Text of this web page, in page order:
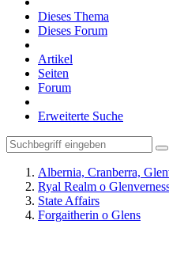
Dieses Thema
Dieses Forum
Artikel
Seiten
Forum
Erweiterte Suche
Albernia, Cranberra,
Ryal Realm o
State Affairs
Forgaitherin o Glens